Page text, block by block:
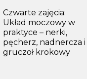
Czwarte zajęcia:
Układ moczowy w
praktyce – nerki,
pęcherz, nadnercza i
gruczoł krokowy